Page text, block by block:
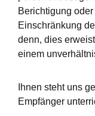
Berichtigung
Einschränkung
denn, dies
einem
Ihnen steht uns
Empfänger